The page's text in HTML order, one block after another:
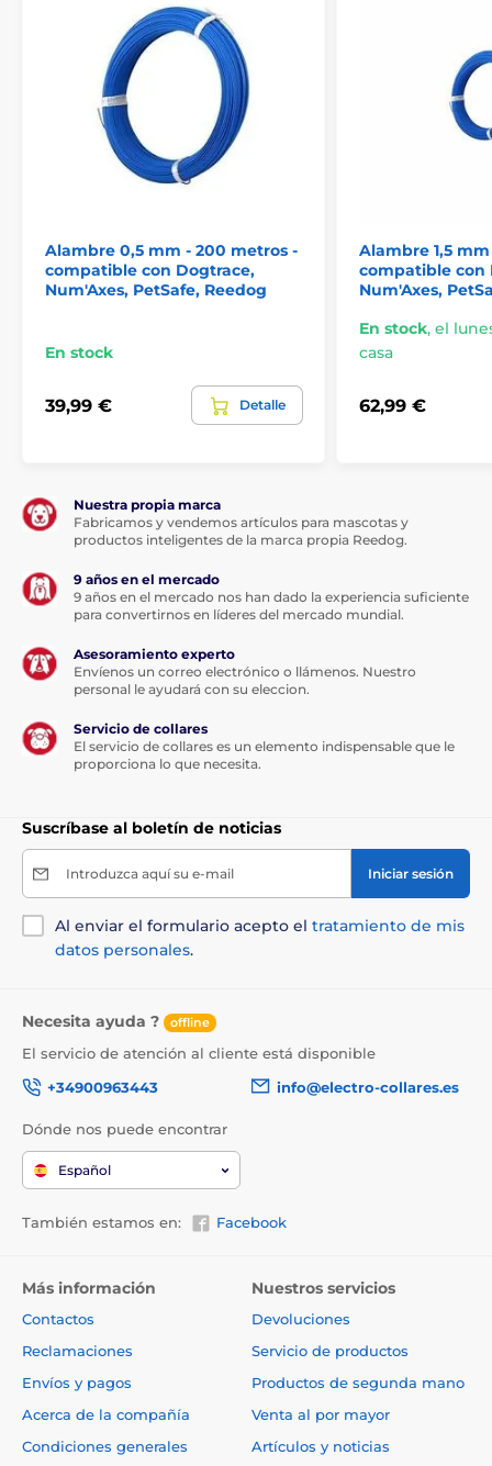
Alambre 0,5 mm - 200 metros -
compatible con Dogtrace,
Num'Axes, PetSafe, Reedog
En stock
39,99 € Detalle
Alambre 1,5
compatible con
Num'Axes,
En stock, el
casa
62,99 €
Nuestra propia marca
Fabricamos y vendemos artículos para mascotas y
productos inteligentes de la marca propia Reedog.
9 años en el mercado
9 años en el mercado nos han dado la experiencia suficiente
para convertirnos en líderes del mercado mundial.
Asesoramiento experto
Envíenos un correo electrónico o llámenos. Nuestro
personal le ayudará con su eleccion.
Servicio de collares
El servicio de collares es un elemento indispensable que le
proporciona lo que necesita.
Suscríbase al boletín de noticias
Introduzca aquí su e-mail Iniciar sesión
Al enviar el formulario acepto el tratamiento de mis
datos personales.
Necesita ayuda ? offline
El servicio de atención al cliente está disponible
+34900963443
info@electro-collares.es
Dónde nos puede encontrar
Español
También estamos en: Facebook
Más información
Contactos
Reclamaciones
Envíos y pagos
Acerca de la compañía
Condiciones generales
Nuestros servicios
Devoluciones
Servicio de productos
Productos de segunda mano
Venta al por mayor
Artículos y noticias